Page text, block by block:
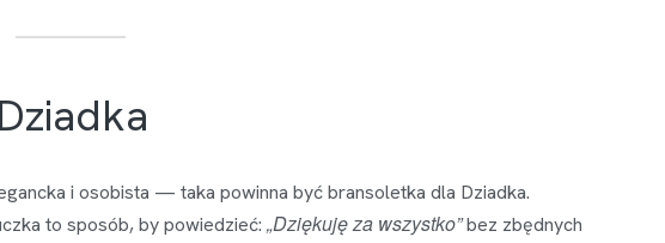
i osobista — taka powinna być bransoletka dla Dziadka.
to sposób, by powiedzieć: „Dziękuję za wszystko”bez zbędnych